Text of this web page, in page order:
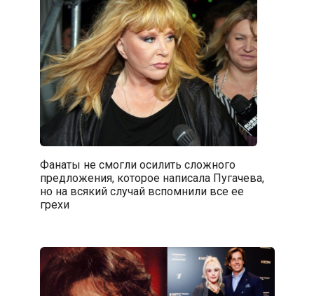
Фанаты не смогли осилить сложного
предложения, которое написала Пугачева,
но на всякий случай вспомнили все ее
грехи